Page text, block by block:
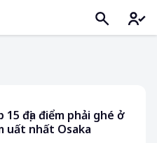
15 địa điểm phải ghé ở
uất nhất Osaka